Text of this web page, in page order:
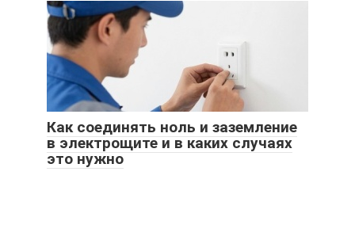
Как соединять ноль и заземление
в электрощите и в каких случаях
это нужно